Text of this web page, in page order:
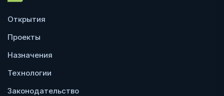
Открытия
Проекты
Назначения
Технологии
Законодательство